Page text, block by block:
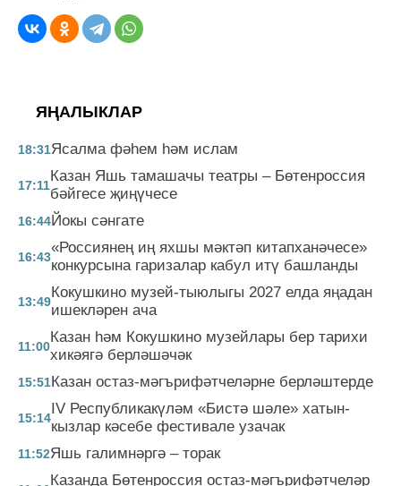
ЯҢАЛЫКЛАР
18:31Ясалма фәһем һәм ислам
17:11
Казан Яшь тамашачы театры – Бөтенроссия
бәйгесе җиңүчесе
16:44Йокы сәнгате
16:43
«Россиянең иң яхшы мәктәп китапханәчесе»
конкурсына гаризалар кабул итү башланды
13:49
Кокушкино музей-тыюлыгы 2027 елда яңадан
ишекләрен ача
11:00
Казан һәм Кокушкино музейлары бер тарихи
хикәягә берләшәчәк
15:51Казан остаз-мәгърифәтчеләрне берләштерде
15:14
IV Республикакүләм «Бистә шәле» хатын-
кызлар кәсебе фестивале узачак
11:52Яшь галимнәргә – торак
Казанда Бөтенроссия остаз-мәгърифәтчеләр